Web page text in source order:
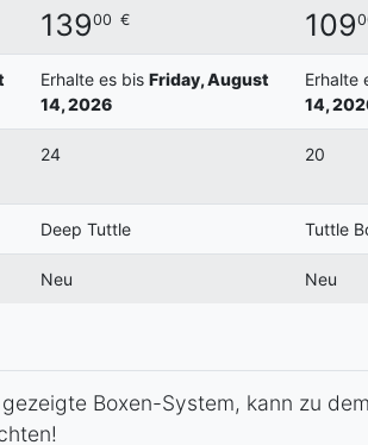
13900 € 109
Erhalte es bis Friday, August
14, 2026
Erhalte
14,
24 20
Deep Tuttle Tuttle
Neu Neu
Boxen-System, kann zu